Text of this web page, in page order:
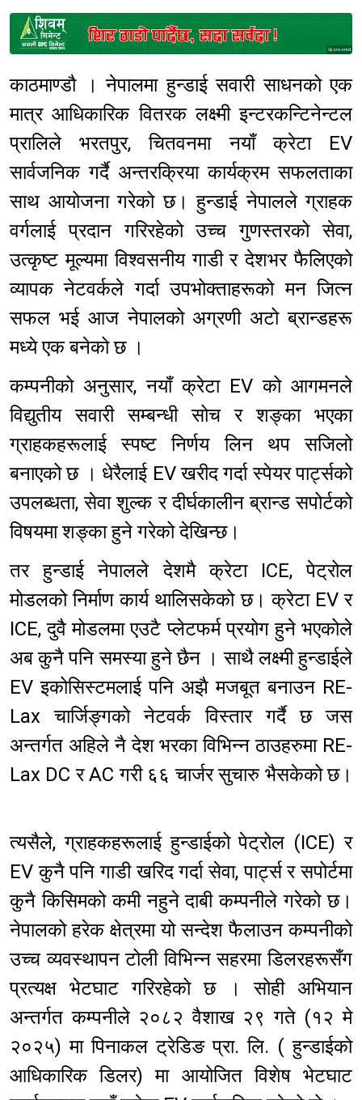
Sponsored
काठमाण्डौ । नेपालमा हुन्डाई सवारी साधनको एक
मात्र आधिकारिक वितरक लक्ष्मी इन्टरकन्टिनेन्टल
प्रालिले भरतपुर, चितवनमा नयाँ क्रेटा EV
सार्वजनिक गर्दै अन्तरक्रिया कार्यक्रम सफलताका
साथ आयोजना गरेको छ। हुन्डाई नेपालले ग्राहक
वर्गलाई प्रदान गरिरहेको उच्च गुणस्तरको सेवा,
उत्कृष्ट मूल्यमा विश्वसनीय गाडी र देशभर फैलिएको
व्यापक नेटवर्कले गर्दा उपभोक्ताहरूको मन जित्न
सफल भई आज नेपालको अग्रणी अटो ब्रान्डहरू
मध्ये एक बनेको छ ।
कम्पनीको अनुसार, नयाँ क्रेटा EV को आगमनले
विद्युतीय सवारी सम्बन्धी सोच र शङ्का भएका
ग्राहकहरूलाई स्पष्ट निर्णय लिन थप सजिलो
बनाएको छ । धेरैलाई EV खरीद गर्दा स्पेयर पार्ट्सको
उपलब्धता, सेवा शुल्क र दीर्घकालीन ब्रान्ड सपोर्टको
विषयमा शङ्का हुने गरेको देखिन्छ।
तर हुन्डाई नेपालले देशमै क्रेटा ICE, पेट्रोल
मोडलको निर्माण कार्य थालिसकेको छ। क्रेटा EV र
ICE, दुवै मोडलमा एउटै प्लेटफर्म प्रयोग हुने भएकोले
अब कुनै पनि समस्या हुने छैन । साथै लक्ष्मी हुन्डाईले
EV इकोसिस्टमलाई पनि अझै मजबूत बनाउन RE-
Lax चार्जिङ्गको नेटवर्क विस्तार गर्दै छ जस
अन्तर्गत अहिले नै देश भरका विभिन्न ठाउहरुमा RE-
Lax DC र AC गरी ६६ चार्जर सुचारु भैसकेको छ।
त्यसैले, ग्राहकहरूलाई हुन्डाईको पेट्रोल (ICE) र
EV कुनै पनि गाडी खरिद गर्दा सेवा, पार्ट्स र सपोर्टमा
कुनै किसिमको कमी नहुने दाबी कम्पनीले गरेको छ।
नेपालको हरेक क्षेत्रमा यो सन्देश फैलाउन कम्पनीको
उच्च व्यवस्थापन टोली विभिन्न सहरमा डिलरहरूसँग
प्रत्यक्ष भेटघाट गरिरहेको छ । सोही अभियान
अन्तर्गत कम्पनीले २०८२ वैशाख २९ गते (१२ मे
२०२५) मा पिनाकल ट्रेडिङ प्रा. लि. ( हुन्डाईको
आधिकारिक डिलर) मा आयोजित विशेष भेटघाट